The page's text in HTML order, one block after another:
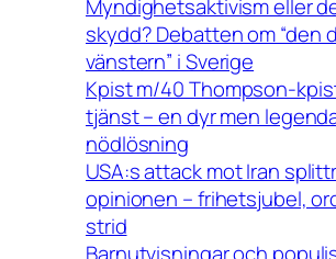
Myndighetsaktivism eller
skydd? Debatten om “den
vänstern” i Sverige
Kpist m/40 Thompson-
tjänst – en dyr men
nödlösning
USA:s attack mot Iran
opinionen – frihetsjubel,
strid
Barnutvisningar och